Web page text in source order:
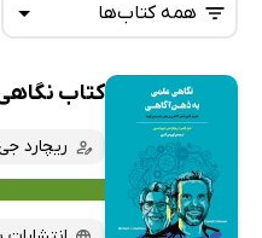
همه کتاب‌ها
همه کتاب‌ها
کتاب‌های صوتی
کتاب‌های متنی
کتاب
ریچارد